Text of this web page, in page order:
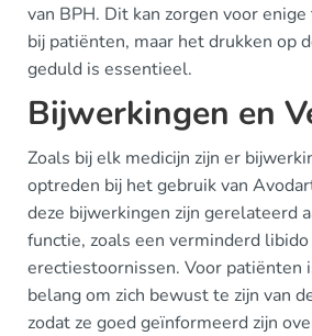
van BPH. Dit kan zorgen voor
bij patiënten, maar het drukken op
geduld is essentieel.
Bijwerkingen en
Zoals bij elk medicijn zijn er
optreden bij het gebruik van
deze bijwerkingen zijn gerelateerd
functie, zoals een verminderd
erectiestoornissen. Voor patiënten
belang om zich bewust te zijn van
zodat ze goed geïnformeerd zijn